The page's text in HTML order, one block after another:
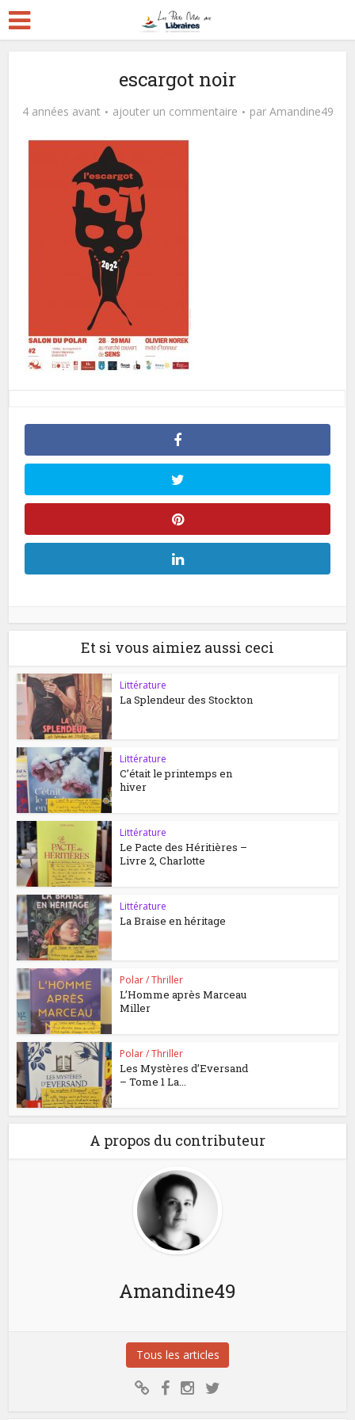
escargot noir
4 années avant ajouter un commentaire par Amandine49
Et si vous aimiez aussi ceci
Littérature
La Splendeur des Stockton
Littérature
C’était le printemps en
hiver
Littérature
Le Pacte des Héritières –
Livre 2, Charlotte
Littérature
La Braise en héritage
Polar / Thriller
L’Homme après Marceau
Miller
Polar / Thriller
Les Mystères d’Eversand
– Tome 1 La...
A propos du contributeur
Amandine49
Tous les articles